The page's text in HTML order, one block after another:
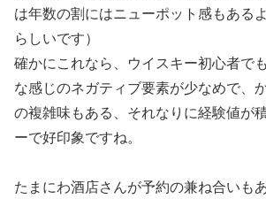
は年数の割にはニューポット感もある
らしいです）
確かにこれなら、ウイスキー初心者で
な感じのネガティブ要素が少なめで、
の複雑味もある、それなりに経験値が
ーで好印象ですね。
たまにわ酒店さんが予約の兼ね合いも